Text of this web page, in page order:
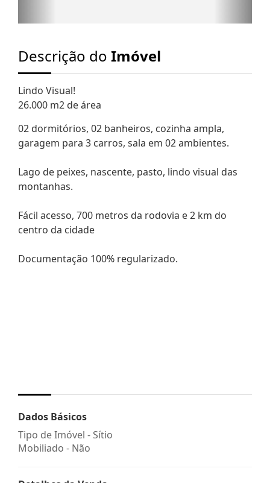
Descrição do Imóvel
Lindo Visual!
26.000 m2 de área
02 dormitórios, 02 banheiros, cozinha ampla,
garagem para 3 carros, sala em 02 ambientes.
Lago de peixes, nascente, pasto, lindo visual das
montanhas.
Fácil acesso, 700 metros da rodovia e 2 km do
centro da cidade
Documentação 100% regularizado.
Dados Básicos
Tipo de Imóvel - Sítio
Mobiliado - Não